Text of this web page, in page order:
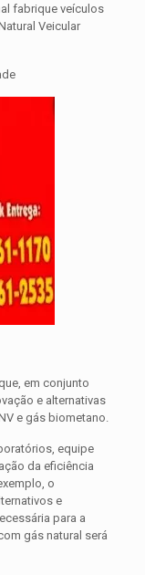
fabrique veículos
Veicular
em conjunto
e alternativas
e gás biometano.
equipe
da eficiência
o
e
para a
gás natural será